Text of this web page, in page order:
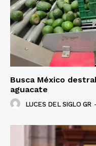
Busca México
aguacate
LUCES DEL SIGLO GR -